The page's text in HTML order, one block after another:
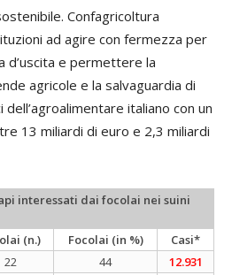
Confagricoltura
ad agire con fermezza per
d’uscita e permettere la
agricole e la salvaguardia di
italiano con un
13 miliardi di euro e 2,3 miliardi
interessati dai focolai nei suini
(n.) Focolai (in %)
Casi*
22 44
12.931